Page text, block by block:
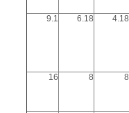
4.18
6.18
9.1
8
8
16